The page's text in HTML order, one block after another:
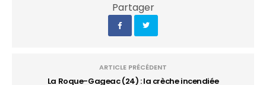
Partager
ARTICLE PRÉCÉDENT
La Roque-Gageac (24) : la crèche incendiée